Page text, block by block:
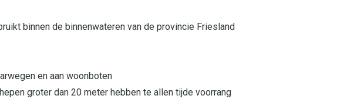
binnen de binnenwateren van de provincie Friesland
en aan woonboten
groter dan 20 meter hebben te allen tijde voorrang